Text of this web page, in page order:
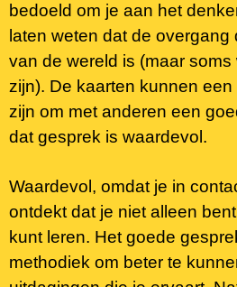
bedoeld om je aan het
laten weten dat de
van de wereld is (maar
zijn). De kaarten kunnen
zijn om met anderen een
dat gesprek is waardevol.
Waardevol, omdat je in
ontdekt dat je niet alleen
kunt leren. Het goede
methodiek om beter te